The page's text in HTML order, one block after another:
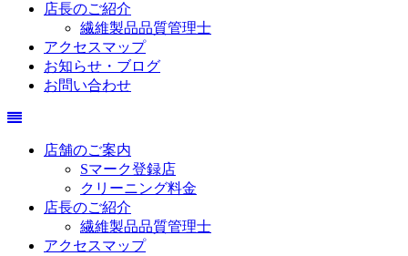
店長のご紹介
繊維製品品質管理士
アクセスマップ
お知らせ・ブログ
お問い合わせ
店舗のご案内
Sマーク登録店
クリーニング料金
店長のご紹介
繊維製品品質管理士
アクセスマップ